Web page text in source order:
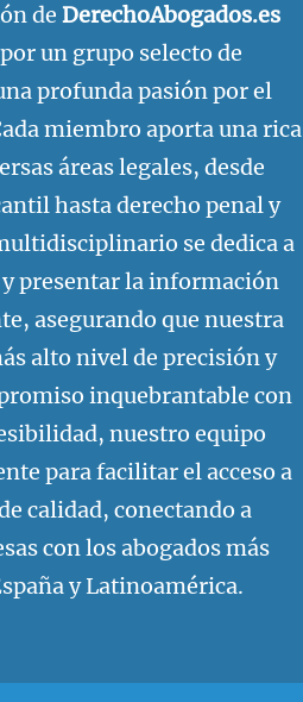
de DerechoAbogados.es
un grupo selecto de
profunda pasión por el
miembro aporta una rica
áreas legales, desde
hasta derecho penal y
se dedica a
presentar la información
asegurando que nuestra
alto nivel de precisión y
inquebrantable con
nuestro equipo
para facilitar el acceso a
calidad, conectando a
con los abogados más
y Latinoamérica.